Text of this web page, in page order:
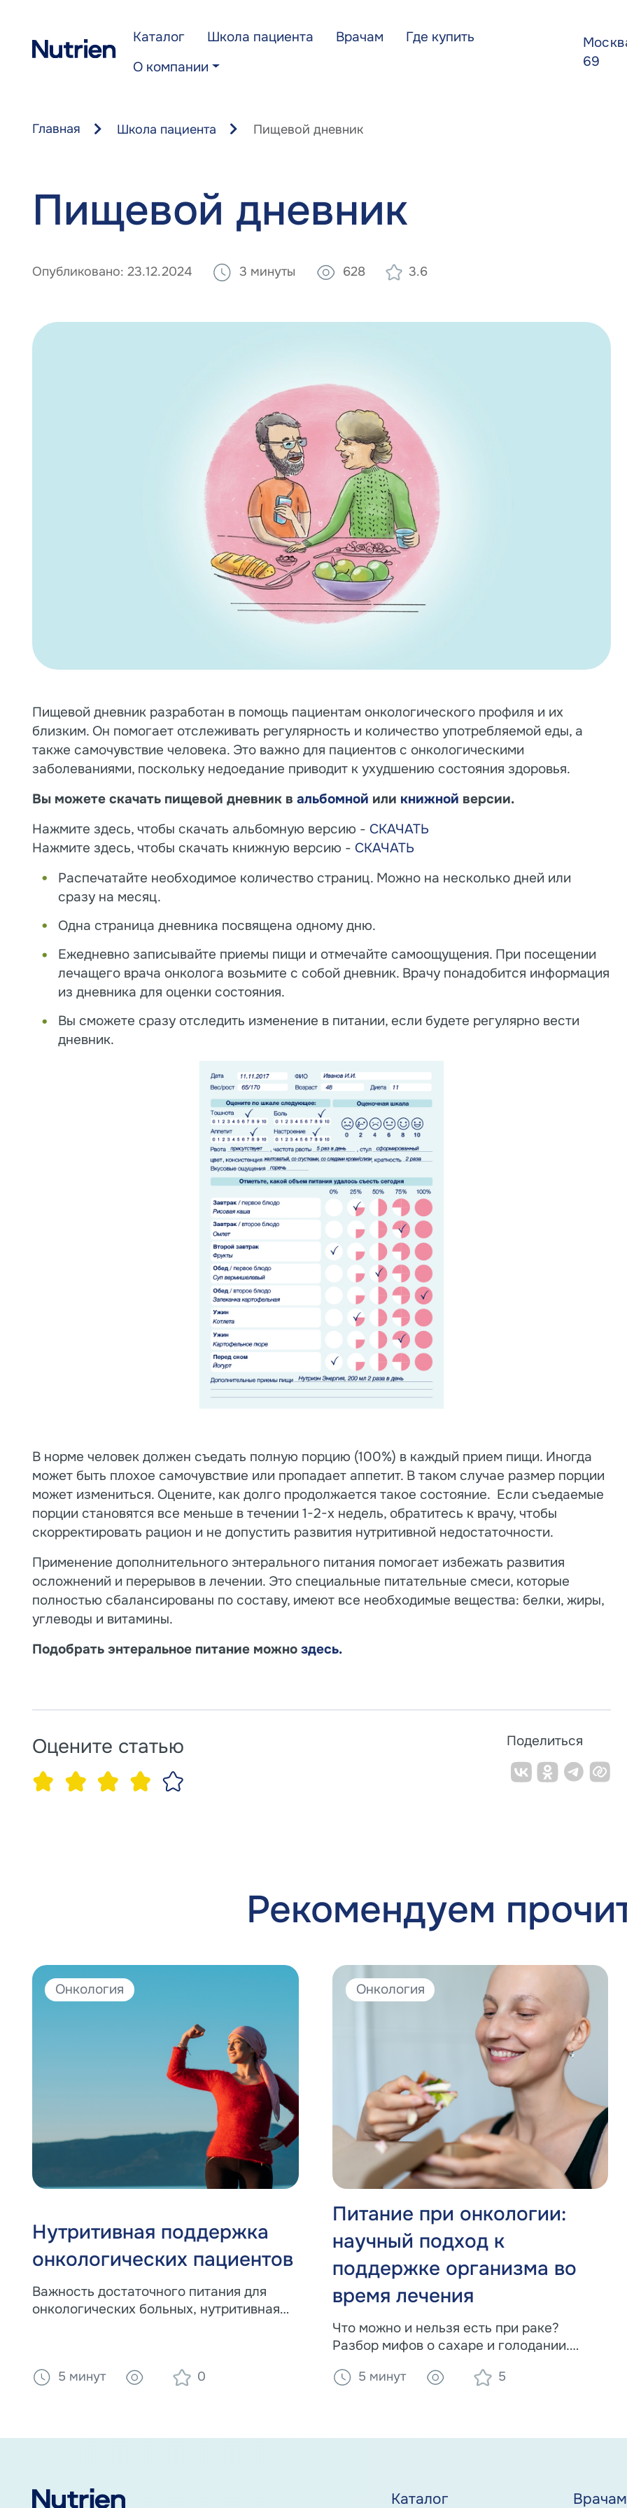
Каталог Школа пациента Врачам
Где купить
О компании
69
Главная Школа пациента Пищевой дневник
Пищевой дневник
Опубликовано: 23.12.2024 3 минуты 628 3.6
Пищевой дневник разработан в помощь пациентам онкологического профиля и их
близким. Он помогает отслеживать регулярность и количество употребляемой еды, а
также самочувствие человека. Это важно для пациентов с онкологическими
заболеваниями, поскольку недоедание приводит к ухудшению состояния здоровья.
Вы можете скачать пищевой дневник в альбомной или книжной версии.
Нажмите здесь, чтобы скачать альбомную версию - СКАЧАТЬ
Нажмите здесь, чтобы скачать книжную версию - СКАЧАТЬ
Распечатайте необходимое количество страниц. Можно на несколько дней или
сразу на месяц.
Одна страница дневника посвящена одному дню.
Ежедневно записывайте приемы пищи и отмечайте самоощущения. При посещении
лечащего врача онколога возьмите с собой дневник. Врачу понадобится информация
из дневника для оценки состояния.
Вы сможете сразу отследить изменение в питании, если будете регулярно вести
дневник.
В норме человек должен съедать полную порцию (100%) в каждый прием пищи. Иногда
может быть плохое самочувствие или пропадает аппетит. В таком случае размер порции
может измениться. Оцените, как долго продолжается такое состояние. Если съедаемые
порции становятся все меньше в течении 1-2-х недель, обратитесь к врачу, чтобы
скорректировать рацион и не допустить развития нутритивной недостаточности.
Применение дополнительного энтерального питания помогает избежать развития
осложнений и перерывов в лечении. Это специальные питательные смеси, которые
полностью сбалансированы по составу, имеют все необходимые вещества: белки, жиры,
углеводы и витамины.
Подобрать энтеральное питание можно здесь.
Оцените статью Поделиться
Рекомендуем
Онкология
Нутритивная поддержка
онкологических пациентов
Важность достаточного питания для
онкологических больных, нутритивная
5 минут
0
Онкология
Питание при онкологии:
научный подход к
поддержке организма во
время лечения
Что можно и нельзя есть при раке?
Разбор мифов о сахаре и голодании.
лучевой терапии. Как
5 минут 5
Каталог Врачам